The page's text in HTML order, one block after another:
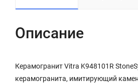
Описание
Керамогранит Vitra K948101R
керамогранита, имитирующий